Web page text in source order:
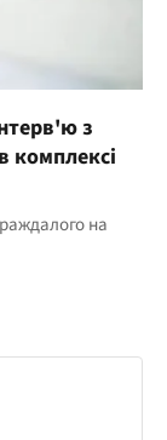
з
комплексі
на